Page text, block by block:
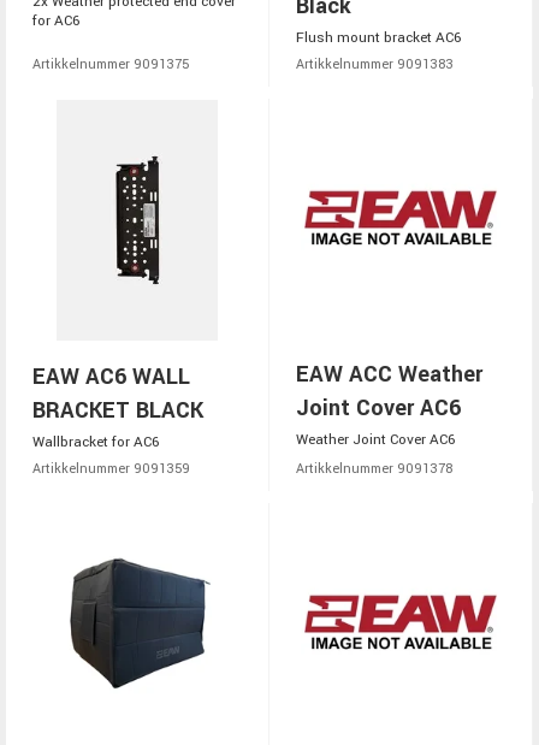
for AC6
Artikkelnummer 9091375
Flush mount bracket AC6
Artikkelnummer 9091383
EAW AC6 WALL
BRACKET BLACK
Wallbracket for AC6
Artikkelnummer 9091359
EAW ACC Weather
Joint Cover AC6
Weather Joint Cover AC6
Artikkelnummer 9091378